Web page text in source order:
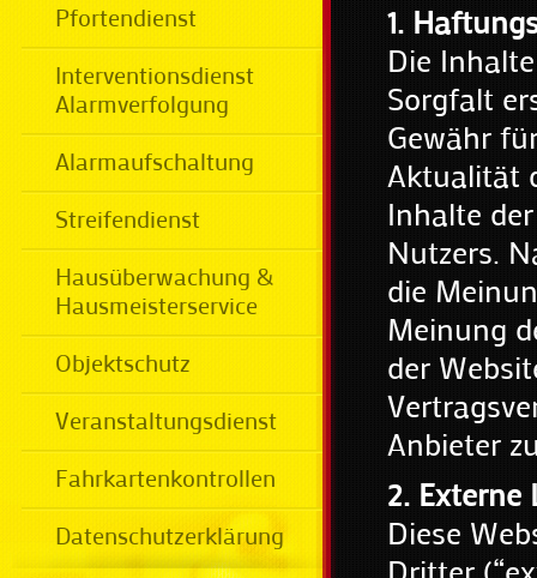
Pfortendienst
Interventionsdienst
Alarmverfolgung
Alarmaufschaltung
Streifendienst
Hausüberwachung &
Hausmeisterservice
Objektschutz
Veranstaltungsdienst
Fahrkartenkontrollen
Datenschutzerklärung
1.
Die
Sorgfalt
Gewähr
Aktualität
Inhalte
Nutzers.
die
Meinung
der
Anbieter
2. Externe
Diese